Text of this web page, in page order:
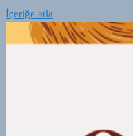
İçeriğe atla